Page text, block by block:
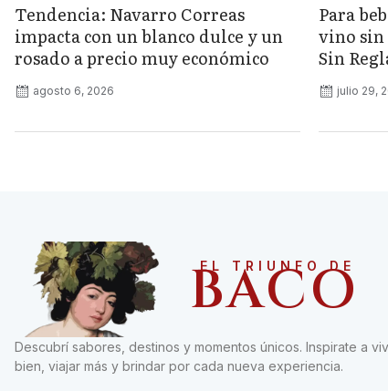
Tendencia: Navarro Correas
impacta con un blanco dulce y un
rosado a precio muy económico
agosto 6, 2026
Para
vino sin
Sin
julio 29,
EL TRIUNFO DE
BACO
Descubrí sabores, destinos y momentos únicos. Inspirate a
bien, viajar más y brindar por cada nueva experiencia.